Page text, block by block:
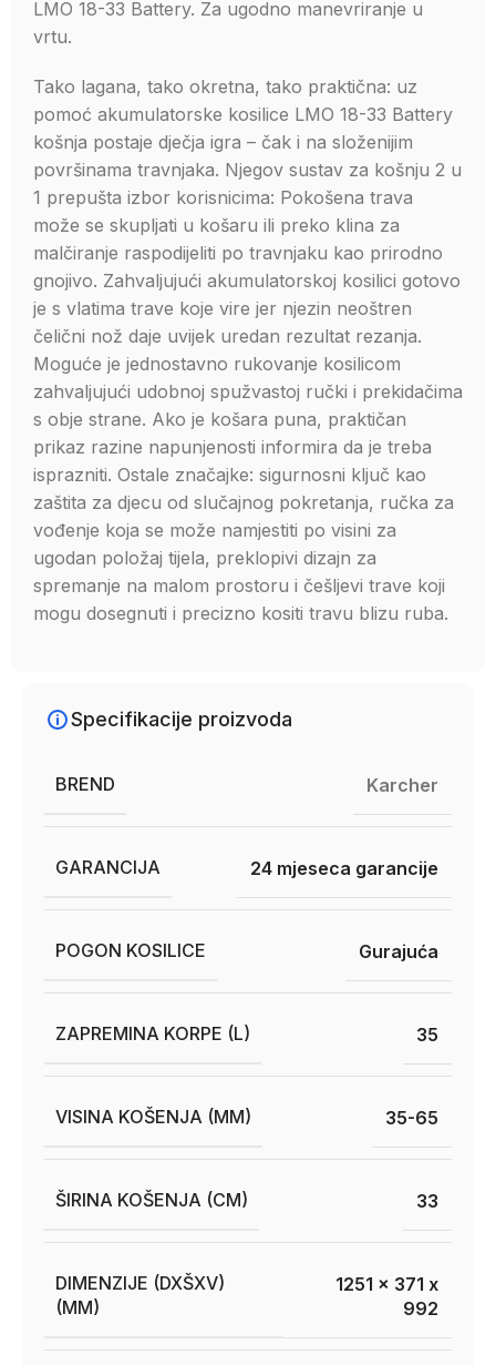
LMO 18-33 Battery. Za ugodno manevriranje u
vrtu.
Tako lagana, tako okretna, tako praktična: uz
pomoć akumulatorske kosilice LMO 18-33 Battery
košnja postaje dječja igra – čak i na složenijim
površinama travnjaka. Njegov sustav za košnju 2 u
1 prepušta izbor korisnicima: Pokošena trava
može se skupljati u košaru ili preko klina za
malčiranje raspodijeliti po travnjaku kao prirodno
gnojivo. Zahvaljujući akumulatorskoj kosilici gotovo
je s vlatima trave koje vire jer njezin neoštren
čelični nož daje uvijek uredan rezultat rezanja.
Moguće je jednostavno rukovanje kosilicom
zahvaljujući udobnoj spužvastoj ručki i prekidačima
s obje strane. Ako je košara puna, praktičan
prikaz razine napunjenosti informira da je treba
isprazniti. Ostale značajke: sigurnosni ključ kao
zaštita za djecu od slučajnog pokretanja, ručka za
vođenje koja se može namjestiti po visini za
ugodan položaj tijela, preklopivi dizajn za
spremanje na malom prostoru i češljevi trave koji
mogu dosegnuti i precizno kositi travu blizu ruba.
Specifikacije proizvoda
BREND Karcher
GARANCIJA 24 mjeseca garancije
POGON KOSILICE Gurajuća
ZAPREMINA KORPE (L) 35
VISINA KOŠENJA (MM) 35-65
ŠIRINA KOŠENJA (CM) 33
DIMENZIJE (DXŠXV)
(MM)
1251 x 371 x
992